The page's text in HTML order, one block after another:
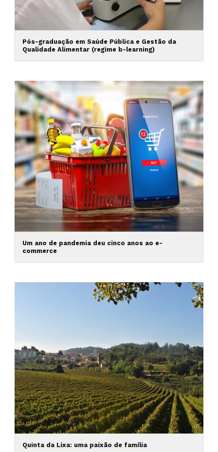
Pós-graduação em Saúde Pública e Gestão da
Qualidade Alimentar (regime b-learning)
Um ano de pandemia deu cinco anos ao e-
commerce
Quinta da Lixa: uma paixão de família